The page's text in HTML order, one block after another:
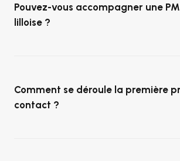
Pouvez-vous accompagner une
lilloise ?
Comment se déroule la première
contact ?